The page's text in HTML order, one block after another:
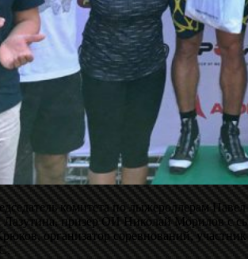
комитета по лыжероллерам
Лазутина, призер ОИ Николай Морилов с
организатор соревнований,